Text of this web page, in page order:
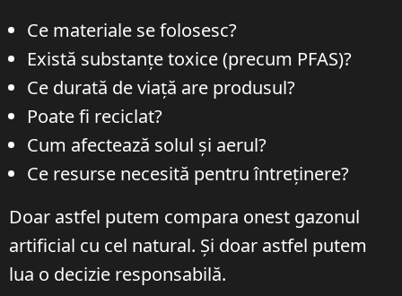
Ce materiale se folosesc?
Există substanțe toxice (precum PFAS)?
Ce durată de viață are produsul?
Poate fi reciclat?
Cum afectează solul și aerul?
Ce resurse necesită pentru întreținere?
Doar astfel putem compara onest gazonul
artificial cu cel natural. Și doar astfel putem
lua o decizie responsabilă.